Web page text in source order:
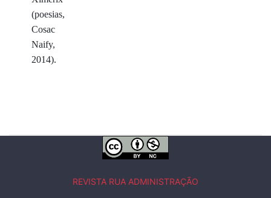
(poesias,
Cosac
Naify,
2014).
REVISTA RUA ADMINISTRAÇÃO